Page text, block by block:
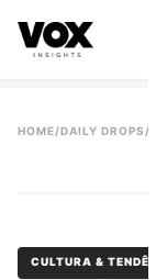
A direção
HOME/DAILY DROPS /
CULTURA &